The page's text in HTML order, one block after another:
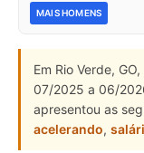
MAIS HOMENS
Em Rio Verde,
07/2025 a 06/
apresentou as
acelerando,